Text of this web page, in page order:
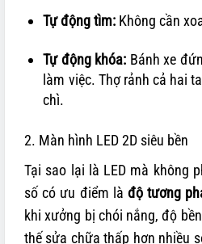
Tự động tìm: Không cần
Tự động khóa: Bánh xe
làm việc. Thợ rảnh cả hai
chì.
2. Màn hình LED 2D siêu bền
Tại sao lại là LED mà không
số có ưu điểm là độ tương
khi xưởng bị chói nắng, độ
thế sửa chữa thấp hơn nhiều